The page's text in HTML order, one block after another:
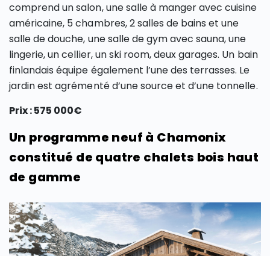
comprend un salon, une salle à manger avec cuisine
américaine, 5 chambres, 2 salles de bains et une
salle de douche, une salle de gym avec sauna, une
lingerie, un cellier, un ski room, deux garages. Un bain
finlandais équipe également l’une des terrasses. Le
jardin est agrémenté d’une source et d’une tonnelle.
Prix : 575 000€
Un programme neuf à Chamonix
constitué de quatre chalets bois haut
de gamme